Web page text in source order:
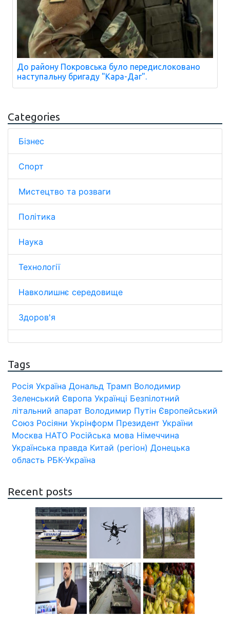
До району Покровська було передислоковано
наступальну бригаду "Кара-Даг".
Categories
Бізнес
Спорт
Мистецтво та розваги
Політика
Наука
Технології
Навколишнє середовище
Здоров'я
Tags
Росія Україна Дональд Трамп Володимир
Зеленський Європа Українці Безпілотний
літальний апарат Володимир Путін Європейський
Союз Росіяни Укрінформ Президент України
Москва НАТО Російська мова Німеччина
Українська правда Китай (регіон) Донецька
область РБК-Україна
Recent posts